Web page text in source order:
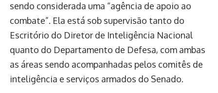
sendo considerada uma “agência de apoio ao
combate”. Ela está sob supervisão tanto do
Escritório do Diretor de Inteligência Nacional
quanto do Departamento de Defesa, com ambas
as áreas sendo acompanhadas pelos comitês de
inteligência e serviços armados do Senado.